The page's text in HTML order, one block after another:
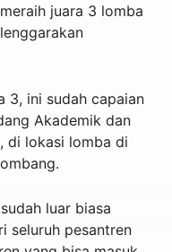
juara 3 lomba
3, ini sudah capaian
Akademik dan
di lokasi lomba di
luar biasa
seluruh pesantren